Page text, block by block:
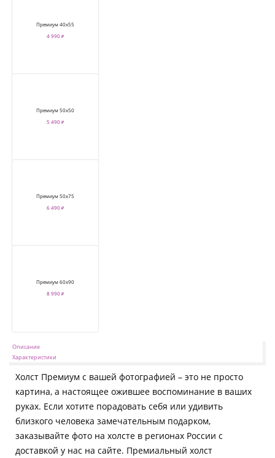
Премиум 40х55
4 990 ₽
Премиум 50х50
5 490 ₽
Премиум 50х75
6 490 ₽
Премиум 60х90
8 990 ₽
Описание
Характеристики
Холст Премиум с вашей фотографией – это не просто
картина, а настоящее ожившее воспоминание в ваших
руках. Если хотите порадовать себя или удивить
близкого человека замечательным подарком,
заказывайте фото на холсте в регионах России с
доставкой у нас на сайте. Премиальный холст